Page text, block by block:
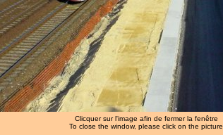
Clicquer sur l'image afin de fermer la fenêtre
To close the window, please click on the picture